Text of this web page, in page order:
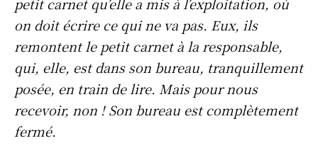
on doit écrire ce qui ne va pas. Eux, ils
remontent le petit carnet à la responsable,
qui, elle, est dans son bureau, tranquillement
posée, en train de lire. Mais pour nous
recevoir, non ! Son bureau est complètement
fermé.